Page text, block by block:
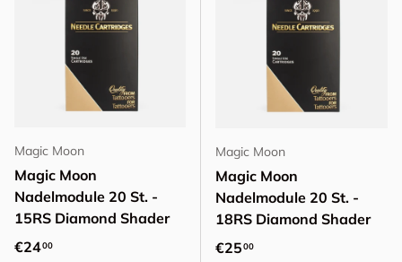
Magic Moon
Magic Moon
Nadelmodule 20 St. -
15RS Diamond Shader
Normaler Preis
€2400
Magic Moon
Magic Moon
Nadelmodule 20 St. -
18RS Diamond Shader
Normaler Preis
€2500